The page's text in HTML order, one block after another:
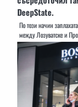
DeepState.
По този начин
между Лозуватске и